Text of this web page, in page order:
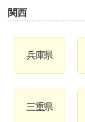
関西
兵庫県
三重県